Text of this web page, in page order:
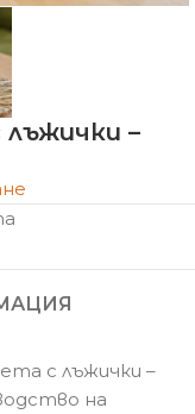
–
с лъжички –
на